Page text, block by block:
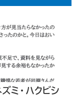
ズミ・ハクビシ